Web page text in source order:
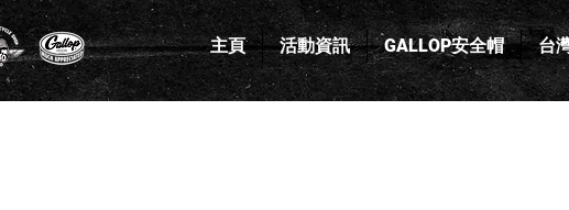
主頁 活動資訊 GALLOP安全帽 台